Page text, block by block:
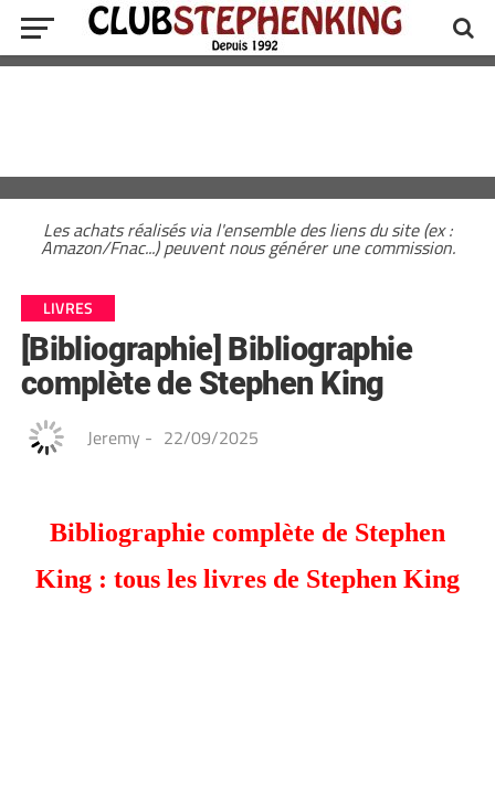
Les achats réalisés via l'ensemble des liens du site (ex :
Amazon/Fnac...) peuvent nous générer une commission.
LIVRES
[Bibliographie] Bibliographie
complète de Stephen King
Jeremy - 22/09/2025
Bibliographie complète de Stephen
King : tous les livres de Stephen King